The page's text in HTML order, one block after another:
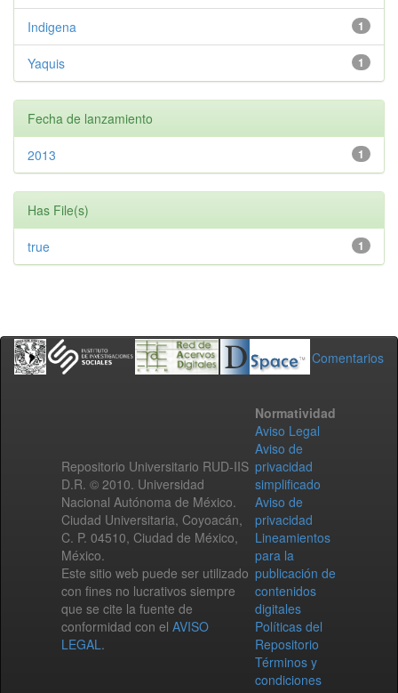
1
Indigena
1
Yaquis
Fecha de lanzamiento
1
2013
Has File(s)
1
true
Comentarios
Repositorio Universitario RUD-IIS
D.R. © 2010. Universidad
Nacional Autónoma de México.
Ciudad Universitaria, Coyoacán,
C. P. 04510, Ciudad de México,
México.
Este sitio web puede ser utilizado
con fines no lucrativos siempre
que se cite la fuente de
conformidad con el AVISO
LEGAL.
Normatividad
Aviso Legal
Aviso de
privacidad
simplificado
Aviso de
privacidad
Lineamientos
para la
publicación de
contenidos
digitales
Políticas del
Repositorio
Términos y
condiciones